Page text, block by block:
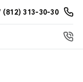
(812) 313-30-30